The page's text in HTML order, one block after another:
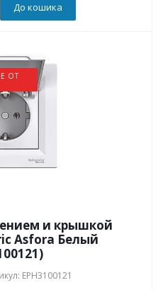
До кошика
ОТ
и крышкой
Asfora Белый
EPH3100121